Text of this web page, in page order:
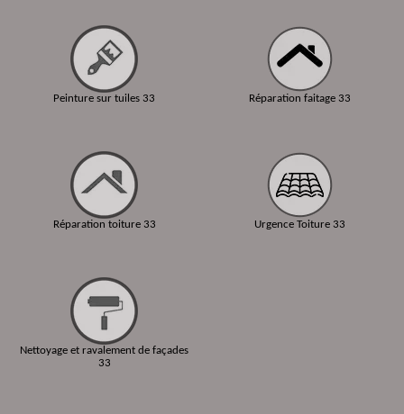
Peinture sur tuiles 33
Réparation toiture 33
Nettoyage et ravalement de façades
33
Réparation faitage 33
Urgence Toiture 33